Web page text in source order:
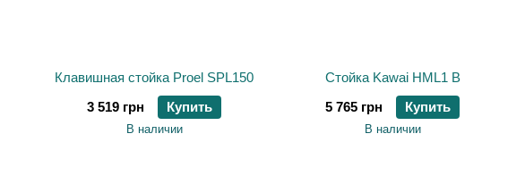
Клавишная стойка Proel SPL150
3 519 грн
Купить
В наличии
Стойка Kawai HML1 B
5 765 грн
Купить
В наличии